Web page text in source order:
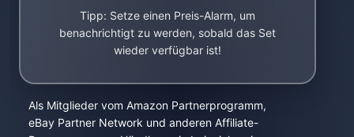
Tipp: Setze einen Preis-Alarm, um
benachrichtigt zu werden, sobald das Set
wieder verfügbar ist!
Als Mitglieder vom Amazon Partnerprogramm,
eBay Partner Network und anderen Affiliate-